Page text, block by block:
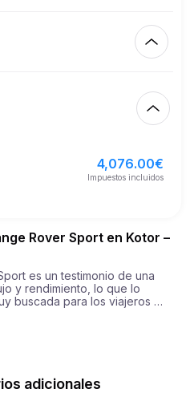
450.00
21
5,000.00 €
4,076.00€
Impuestos incluidos
Rover Sport en Kotor –
es un testimonio de una
y rendimiento, lo que lo
buscada para los viajeros
una resistencia excepcional
que esta robusta máquina
carretera con facilidad, al
adicionales